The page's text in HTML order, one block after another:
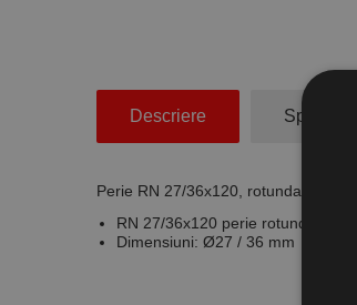
Descriere
Perie RN 27/36x120, rotunda,
RN 27/36x120 perie rotundă
Dimensiuni: Ø27 / 36 mm